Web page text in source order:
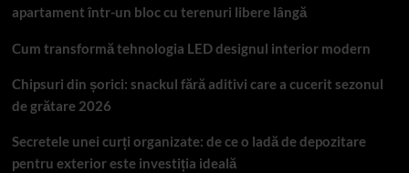
apartament într-un bloc cu terenuri libere lângă
Cum transformă tehnologia LED designul interior modern
Chipsuri din șorici: snackul fără aditivi care a cucerit sezonul
de grătare 2026
Secretele unei curți organizate: de ce o ladă de depozitare
pentru exterior este investiția ideală